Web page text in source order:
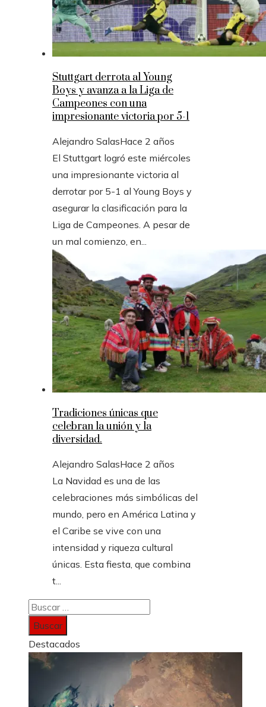
Stuttgart derrota al Young
Boys y avanza a la Liga de
Campeones con una
impresionante victoria por 5-1
Alejandro SalasHace 2 años
El Stuttgart logró este miércoles
una impresionante victoria al
derrotar por 5-1 al Young Boys y
asegurar la clasificación para la
Liga de Campeones. A pesar de
un mal comienzo, en...
Tradiciones únicas que
celebran la unión y la
diversidad.
Alejandro SalasHace 2 años
La Navidad es una de las
celebraciones más simbólicas del
mundo, pero en América Latina y
el Caribe se vive con una
intensidad y riqueza cultural
únicas. Esta fiesta, que combina
t...
Buscar:
Destacados